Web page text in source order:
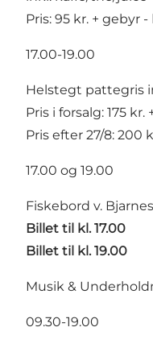
Pris: 95 kr. + gebyr -
17.00-19.00
Helstegt pattegris
Pris i forsalg: 175 kr.
Pris efter 27/8: 200
17.00 og 19.00
Fiskebord v.
Billet til kl. 17.00
Billet til kl. 19.00
Musik &
09.30-19.00